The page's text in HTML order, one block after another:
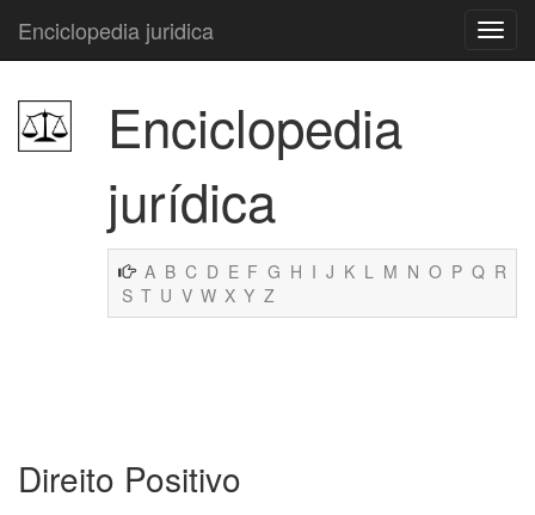
Enciclopedia juridica
Enciclopedia
jurídica
A B C D E F G H I J K L M N O P Q R
S T U V W X Y Z
Direito Positivo